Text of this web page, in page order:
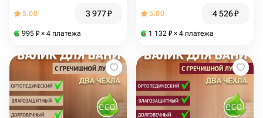
см, серый
5.00 3 977₽
995 ₽ × 4 платежа
см, бежевый
5.00 4 526₽
1 132 ₽ × 4 платежа